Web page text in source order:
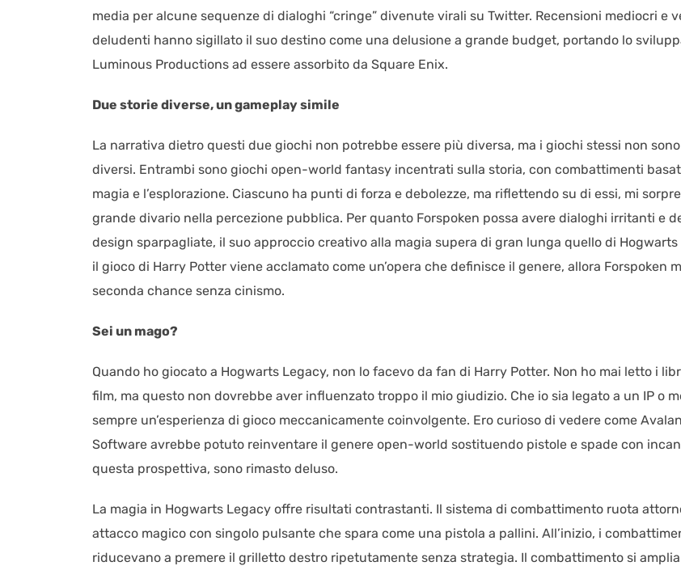
media per alcune sequenze di dialoghi “cringe” divenute virali su Twitter. Recensioni mediocri e
deludenti hanno sigillato il suo destino come una delusione a grande budget, portando lo
Luminous Productions ad essere assorbito da Square Enix.
Due storie diverse, un gameplay simile
La narrativa dietro questi due giochi non potrebbe essere più diversa, ma i giochi stessi non
diversi. Entrambi sono giochi open-world fantasy incentrati sulla storia, con combattimenti
magia e l’esplorazione. Ciascuno ha punti di forza e debolezze, ma riflettendo su di essi, mi
grande divario nella percezione pubblica. Per quanto Forspoken possa avere dialoghi irritanti e
design sparpagliate, il suo approccio creativo alla magia supera di gran lunga quello di Hogwarts
il gioco di Harry Potter viene acclamato come un’opera che definisce il genere, allora Forspoken
seconda chance senza cinismo.
Sei un mago?
Quando ho giocato a Hogwarts Legacy, non lo facevo da fan di Harry Potter. Non ho mai letto i
film, ma questo non dovrebbe aver influenzato troppo il mio giudizio. Che io sia legato a un IP o
sempre un’esperienza di gioco meccanicamente coinvolgente. Ero curioso di vedere come
Software avrebbe potuto reinventare il genere open-world sostituendo pistole e spade con
questa prospettiva, sono rimasto deluso.
La magia in Hogwarts Legacy offre risultati contrastanti. Il sistema di combattimento ruota
attacco magico con singolo pulsante che spara come una pistola a pallini. All’inizio, i
riducevano a premere il grilletto destro ripetutamente senza strategia. Il combattimento si